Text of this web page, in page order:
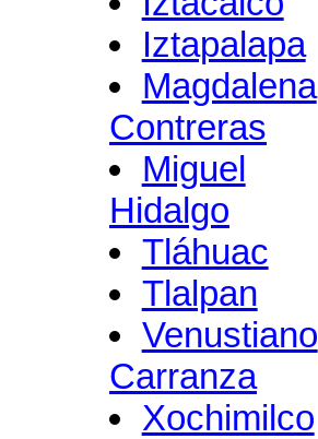
Iztapalapa
Magdalena
Contreras
Miguel
Hidalgo
Tláhuac
Tlalpan
Venustiano
Carranza
Xochimilco